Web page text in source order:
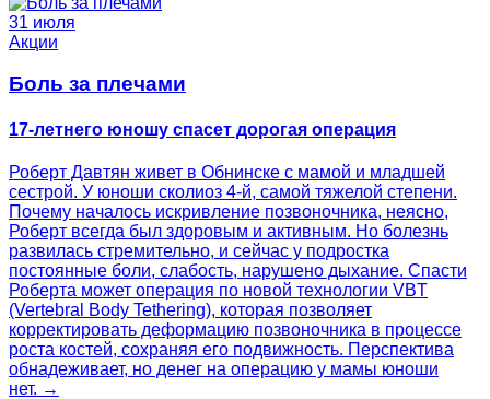
31 июля
Акции
Боль за плечами
17-летнего юношу спасет дорогая операция
Роберт Давтян живет в Обнинске с мамой и младшей
сестрой. У юноши сколиоз 4‑й, самой тяжелой степени.
Почему началось искривление позвоночника, неясно,
Роберт всегда был здоровым и активным. Но болезнь
развилась стремительно, и сейчас у подростка
постоянные боли, слабость, нарушено дыхание. Спасти
Роберта может операция по новой технологии VBT
(Vertebral Body Tethering), которая позволяет
корректировать деформацию позвоночника в процессе
роста костей, сохраняя его подвижность. Перспектива
обнадеживает, но денег на операцию у мамы юноши
нет. →